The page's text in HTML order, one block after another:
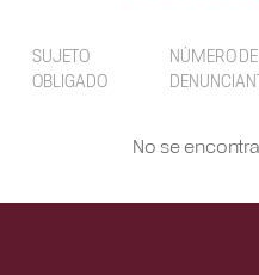
SUJETO
OBLIGADO
NÚMERO DEL
No se